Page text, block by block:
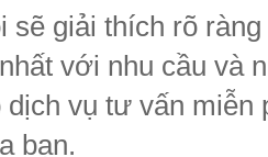
sẽ giải thích rõ
với nhu cầu và
dịch vụ tư vấn miễn
bạn.